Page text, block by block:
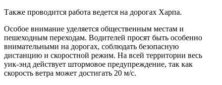
Также проводится работа ведется на дорогах Харпа.
Особое внимание уделяется общественным местам и
пешеходным переходам. Водителей просят быть особенно
внимательными на дорогах, соблюдать безопасную
дистанцию и скоростной режим. На всей территории весь
уик-энд действует штормовое предупреждение, так как
скорость ветра может достигать 20 м/с.